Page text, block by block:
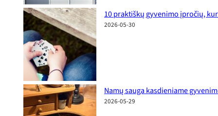
10 praktiškų gyvenimo įpročių,
2026-05-30
Namų sauga kasdieniame
2026-05-29